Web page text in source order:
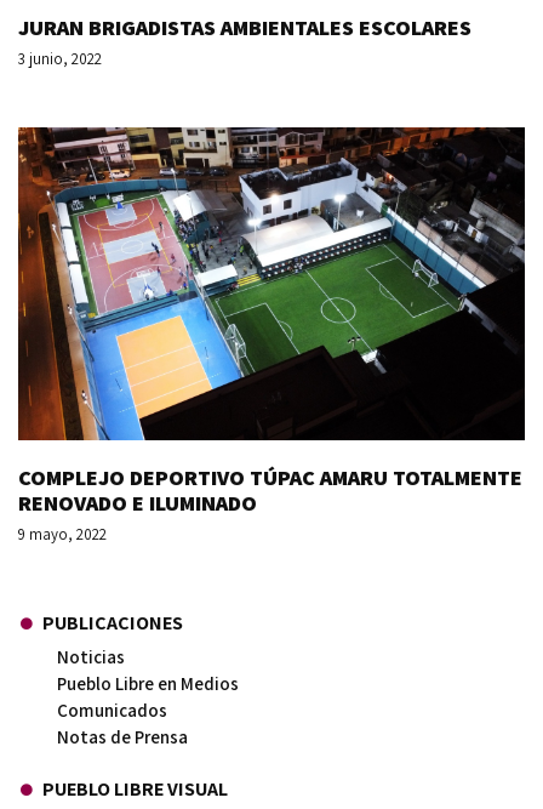
JURAN BRIGADISTAS AMBIENTALES ESCOLARES
3 junio, 2022
COMPLEJO DEPORTIVO TÚPAC AMARU TOTALMENTE
RENOVADO E ILUMINADO
9 mayo, 2022
PUBLICACIONES
Noticias
Pueblo Libre en Medios
Comunicados
Notas de Prensa
PUEBLO LIBRE VISUAL